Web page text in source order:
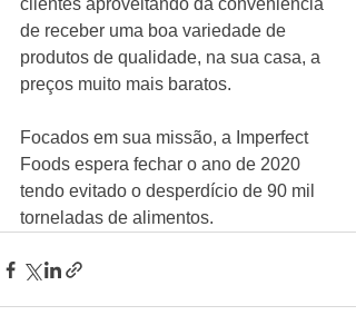
clientes aproveitando da conveniencia
de receber uma boa variedade de
produtos de qualidade, na sua casa, a
preços muito mais baratos.
Focados em sua missão, a Imperfect
Foods espera fechar o ano de 2020
tendo evitado o desperdício de 90 mil
torneladas de alimentos.